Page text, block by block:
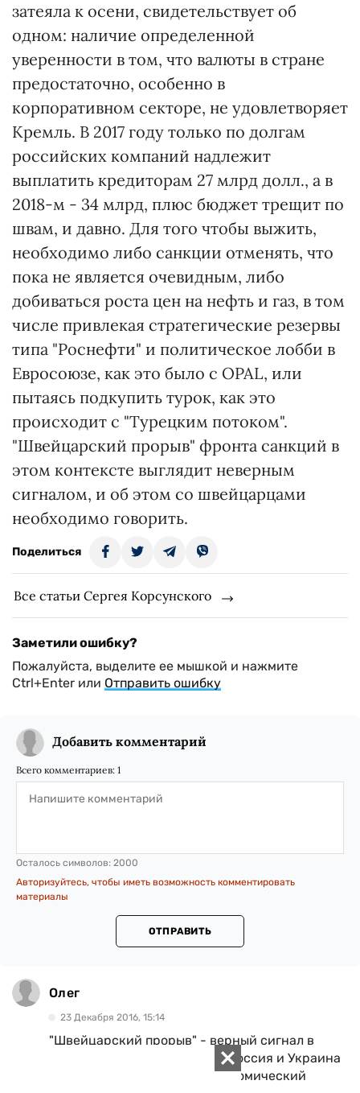
затеяла к осени, свидетельствует об
одном: наличие определенной
уверенности в том, что валюты в стране
предостаточно, особенно в
корпоративном секторе, не удовлетворяет
Кремль. В 2017 году только по долгам
российских компаний надлежит
выплатить кредиторам 27 млрд долл., а в
2018-м - 34 млрд, плюс бюджет трещит по
швам, и давно. Для того чтобы выжить,
необходимо либо санкции отменять, что
пока не является очевидным, либо
добиваться роста цен на нефть и газ, в том
числе привлекая стратегические резервы
типа "Роснефти" и политическое лобби в
Евросоюзе, как это было с OPAL, или
пытаясь подкупить турок, как это
происходит с "Турецким потоком".
"Швейцарский прорыв" фронта санкций в
этом контексте выглядит неверным
сигналом, и об этом со швейцарцами
необходимо говорить.
Поделиться
Все статьи Сергея Корсунского
Заметили ошибку?
Пожалуйста, выделите ее мышкой и нажмите
Ctrl+Enter или Отправить ошибку
Добавить комментарий
Всего комментариев: 1
Осталось символов: 2000
Авторизуйтесь, чтобы иметь возможность комментировать
материалы
ОТПРАВИТЬ
Олег
23 Декабря 2016, 15:14
"Швейцарский прорыв" - верный сигнал в
любом контексте. О чем он? Россия и Украина
постепенно теряют свой экономический